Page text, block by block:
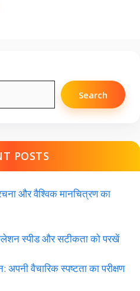
Search
POSTS
और वैश्विक मानचित्रण का
स्पीड और सटीकता को परखें
अपनी वैचारिक स्पष्टता का परीक्षण